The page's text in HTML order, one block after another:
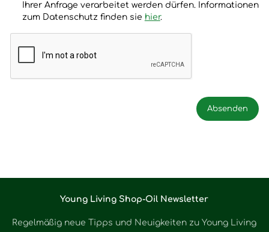
Ihrer Anfrage verarbeitet werden dürfen. Informationen
zum Datenschutz finden sie hier.
Young Living Shop-Oil Newsletter
Regelmäßig neue Tipps und Neuigkeiten zu Young Living